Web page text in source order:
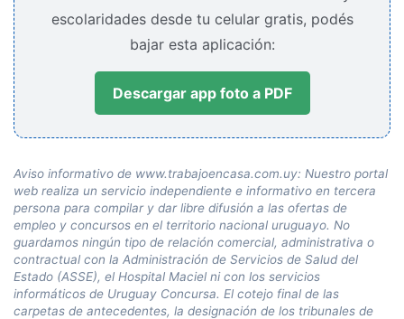
escolaridades desde tu celular gratis, podés
bajar esta aplicación:
Descargar app foto a PDF
Aviso informativo de www.trabajoencasa.com.uy: Nuestro portal
web realiza un servicio independiente e informativo en tercera
persona para compilar y dar libre difusión a las ofertas de
empleo y concursos en el territorio nacional uruguayo. No
guardamos ningún tipo de relación comercial, administrativa o
contractual con la Administración de Servicios de Salud del
Estado (ASSE), el Hospital Maciel ni con los servicios
informáticos de Uruguay Concursa. El cotejo final de las
carpetas de antecedentes, la designación de los tribunales de